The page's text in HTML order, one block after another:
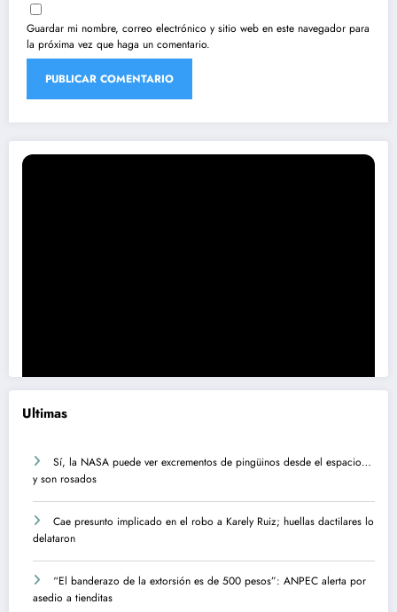
Guardar mi nombre, correo electrónico y sitio web en este navegador para
la próxima vez que haga un comentario.
Ultimas
Sí, la NASA puede ver excrementos de pingüinos desde el espacio…
y son rosados
Cae presunto implicado en el robo a Karely Ruiz; huellas dactilares lo
delataron
“El banderazo de la extorsión es de 500 pesos”: ANPEC alerta por
asedio a tienditas